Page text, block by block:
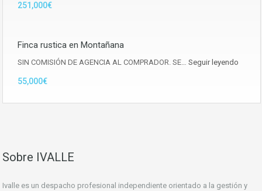
251,000€
Finca rustica en Montañana
SIN COMISIÓN DE AGENCIA AL COMPRADOR. SE… Seguir leyendo
55,000€
Sobre IVALLE
Ivalle es un despacho profesional independiente orientado a la gestión y